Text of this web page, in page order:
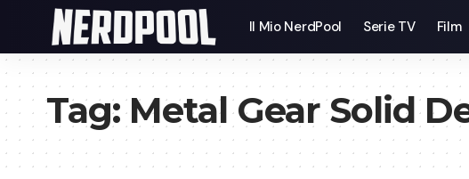
Il Mio NerdPool Serie TV Film
Tag:Metal Gear Solid